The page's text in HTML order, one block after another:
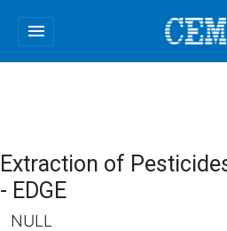
menu
Extraction of
- EDGE
NULL